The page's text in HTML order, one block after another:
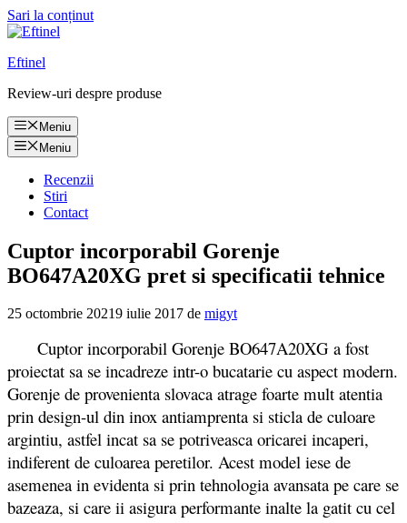
Sari la conținut
Eftinel
Review-uri despre produse
Meniu
Meniu
Recenzii
Stiri
Contact
Cuptor incorporabil Gorenje
BO647A20XG pret si specificatii tehnice
25 octombrie 20219 iulie 2017 de migyt
Cuptor incorporabil Gorenje BO647A20XG a fost
proiectat sa se incadreze intr-o bucatarie cu aspect modern.
Gorenje de provenienta slovaca atrage foarte mult atentia
prin design-ul din inox antiamprenta si sticla de culoare
argintiu, astfel incat sa se potriveasca oricarei incaperi,
indiferent de culoarea peretilor. Acest model iese de
asemenea in evidenta si prin tehnologia avansata pe care se
bazeaza, si care ii asigura performante inalte la gatit cu cel